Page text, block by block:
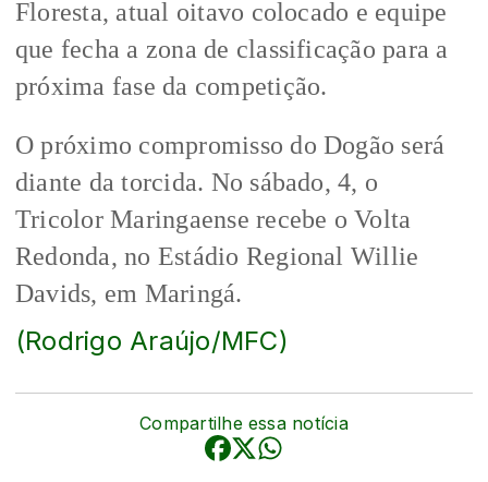
Floresta, atual oitavo colocado e equipe
que fecha a zona de classificação para a
próxima fase da competição.
O próximo compromisso do Dogão será
diante da torcida. No sábado, 4, o
Tricolor Maringaense recebe o Volta
Redonda, no Estádio Regional Willie
Davids, em Maringá.
(Rodrigo Araújo/MFC)
Compartilhe essa notícia